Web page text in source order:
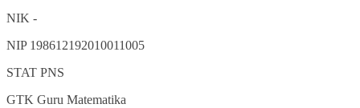
NIK -
NIP 198612192010011005
STAT PNS
GTK Guru Matematika